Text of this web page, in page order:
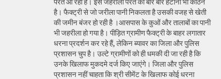
है। फैक्ट्री से जो जरीला पानी निकलता है उसकी वजह से खेती
की जमीन बंजर हो रही है ।आसपास के कुओं और तालाबों का पानी
भी जहरीला हो गया है। पीड़ित ग्रामीण फैक्ट्री के बाहर लगातार
धरना प्रदर्शन कर रहे हैं, लेकिन ब्यावर का जिला और पुलिस
प्रशासन चुप है। उल्टे ग्रामीणों को ही धमकी दी जा रही है कि
उनके खिलाफ मुकदमे दर्ज किए जाएंगे। जिला और पुलिस
प्रशासन नहीं चाहता कि श्री सीमेंट के खिलाफ कोई धरना